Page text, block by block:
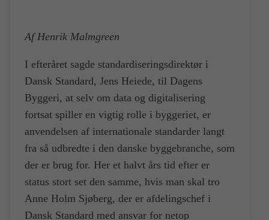
Af Henrik Malmgreen
I efteråret sagde standardiseringsdirektør i
Dansk Standard, Jens Heiede, til Dagens
Byggeri, at selv om data og digitalisering
fortsat spiller en vigtig rolle i byggeriet, er
anvendelsen af internationale standarder langt
fra så udbredte i den danske byggebranche, som
der er brug for. Her et halvt års tid efter er
status stort set den samme, hvis man skal tro
Anne Holm Sjøberg, der er afdelingschef i
Dansk Standard med ansvar for netop